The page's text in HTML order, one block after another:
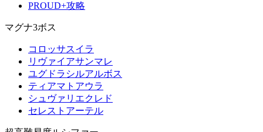
PROUD+攻略
マグナ3ボス
コロッサスイラ
リヴァイアサンマレ
ユグドラシルアルボス
ティアマトアウラ
シュヴァリエクレド
セレストアーテル